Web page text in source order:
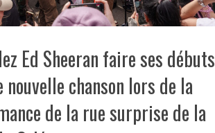
Ed Sheeran faire ses débuts
nouvelle chanson lors de la
de la rue surprise de la